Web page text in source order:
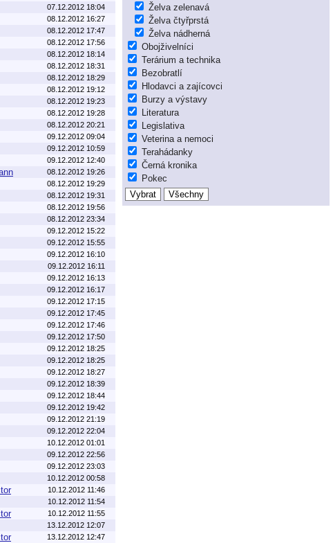
07.12.2012 18:04
08.12.2012 16:27
08.12.2012 17:47
08.12.2012 17:56
08.12.2012 18:14
08.12.2012 18:31
08.12.2012 18:29
08.12.2012 19:12
08.12.2012 19:23
08.12.2012 19:28
08.12.2012 20:21
09.12.2012 09:04
09.12.2012 10:59
09.12.2012 12:40
08.12.2012 19:26
08.12.2012 19:29
08.12.2012 19:31
08.12.2012 19:56
08.12.2012 23:34
09.12.2012 15:22
09.12.2012 15:55
09.12.2012 16:10
09.12.2012 16:11
09.12.2012 16:13
09.12.2012 16:17
09.12.2012 17:15
09.12.2012 17:45
09.12.2012 17:46
09.12.2012 17:50
09.12.2012 18:25
09.12.2012 18:25
09.12.2012 18:27
09.12.2012 18:39
09.12.2012 18:44
09.12.2012 19:42
09.12.2012 21:19
09.12.2012 22:04
10.12.2012 01:01
09.12.2012 22:56
09.12.2012 23:03
10.12.2012 00:58
10.12.2012 11:46
10.12.2012 11:54
10.12.2012 11:55
13.12.2012 12:07
13.12.2012 12:47
Želva zelenavá
Želva čtyřprstá
Želva nádherná
Obojživelníci
Terárium a technika
Bezobratlí
Hlodavci a zajícovci
Burzy a výstavy
Literatura
Legislativa
Veterina a nemoci
Terahádanky
Černá kronika
Pokec